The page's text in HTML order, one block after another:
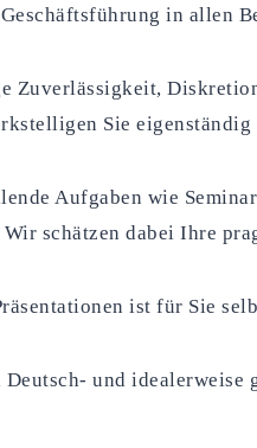
in allen
Zuverlässigkeit,
Sie
Aufgaben wie
schätzen dabei Ihre
ist für Sie
und idealerweise